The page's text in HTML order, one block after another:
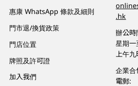
惠康 WhatsApp 條款及細則
門市退/換貨政策
門店位置
牌照及許可證
加入我們
.hk
辦公時
星期一
上午
企業合
電郵: